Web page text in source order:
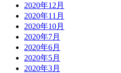
2020年12月
2020年11月
2020年10月
2020年7月
2020年6月
2020年5月
2020年3月